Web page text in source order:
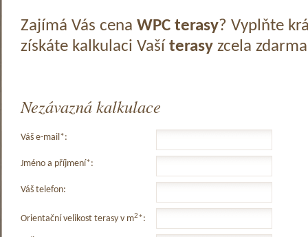
Zajímá Vás cena WPC terasy? Vyplňte
získáte kalkulaci Vaší terasyzcela
Nezávazná kalkulace
Váš e-mail*:
Jméno a příjmení*:
Váš telefon:
Orientační velikost terasy v m2*: